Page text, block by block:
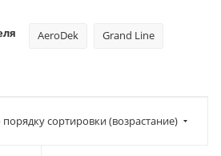
AeroDek Grand Line
порядку сортировки (возрастание)